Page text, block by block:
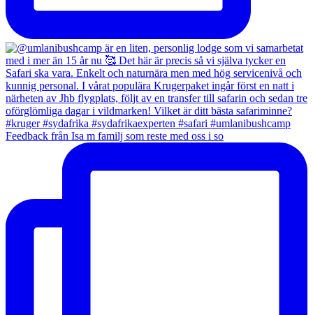
Feedback från Isa m familj som reste med oss i so